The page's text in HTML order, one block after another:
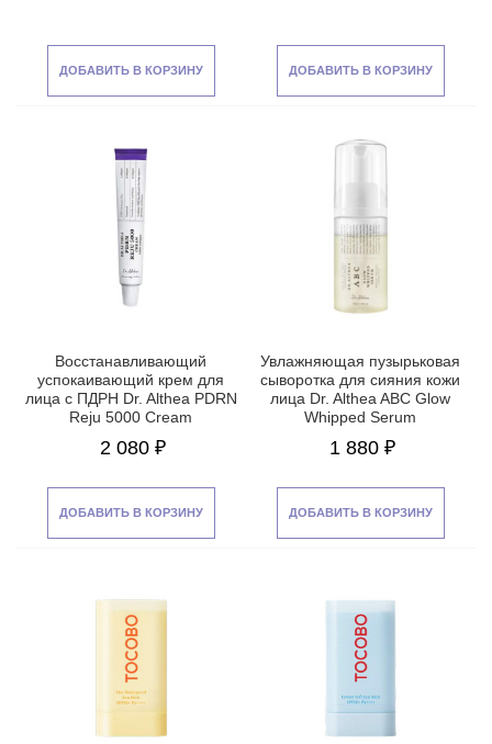
ДОБАВИТЬ В КОРЗИНУ ДОБАВИТЬ В КОРЗИНУ
Восстанавливающий
успокаивающий крем для
лица с ПДРН Dr. Althea PDRN
Reju 5000 Cream
2 080 ₽
ДОБАВИТЬ В КОРЗИНУ
Увлажняющая пузырьковая
сыворотка для сияния кожи
лица Dr. Althea ABC Glow
Whipped Serum
1 880 ₽
ДОБАВИТЬ В КОРЗИНУ